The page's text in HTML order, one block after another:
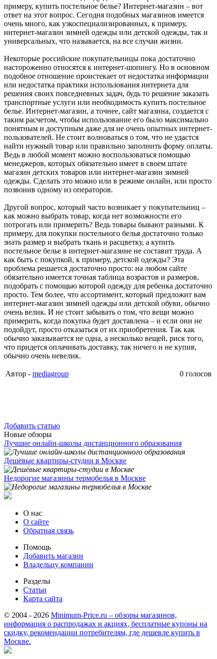
примеру, купить постельное белье? Интернет-магазин – вот
ответ на этот вопрос. Сегодня подобных магазинов имеется
очень много, как узкоспециализированных, к примеру,
интернет-магазин зимней одежды или детской одежды, так и
универсальных, что называется, на все случаи жизни.
Некоторые российские покупательницы пока достаточно
настороженно относятся к интернет-шопингу. Но в основном
подобное отношение проистекает от недостатка информации
или недостатка практики использования интернета для
решения своих повседневных задач, будь то решение заказать
транспортные услуги или необходимость купить постельное
белье. Интернет-магазин, а точнее, сайт магазина, создается с
таким расчетом, чтобы использование его было максимально
понятным и доступным даже для не очень опытных интернет-
пользователей. Не стоит волноваться о том, что не удастся
найти нужный товар или правильно заполнить форму оплаты.
Ведь в любой момент можно воспользоваться помощью
менеджеров, которых обязательно имеет в своем штате
магазин детских товаров или интернет-магазин зимней
одежды. Сделать это можно или в режиме онлайн, или просто
позвонив одному из операторов.
Другой вопрос, который часто возникает у покупательниц –
как можно выбрать товар, когда нет возможности его
потрогать или примерить? Ведь товары бывают разными. К
примеру, для покупки постельного белья достаточно только
знать размер и выбрать ткань и расцветку, а купить
постельное белье в интернет-магазине не составит труда. А
как быть с покупкой, к примеру, детской одежды? Эта
проблема решается достаточно просто: на любом сайте
обязательно имеется точная таблица возрастов и размеров,
подобрать с помощью которой одежду для ребенка достаточно
просто. Тем более, что ассортимент, который предложит вам
интернет-магазин зимней одежды или детской обуви, обычно
очень велик. И не стоит забывать о том, что вещи можно
примерить, когда покупка будет доставлена – и если они не
подойдут, просто отказаться от их приобретения. Так как
обычно заказывается не одна, а несколько вещей, риск того,
что придется оплачивать доставку, так ничего и не купив,
обычно очень невелик.
Автор - mediagroup 0 голосов
Добавить статью
Новые обзоры
Лучшие онлайн-школы дистанционного образования
Дешёвые квартиры-студии в Москве
Недорогие магазины термобелья в Москве
О нас
О сайте
Обратная связь
Помощь
Добавить магазин
Владельцу компании
Разделы
Статьи
Карта сайта
© 2004 - 2026 Minimum-Price.ru – обзоры магазинов,
информация о распродажах и акциях, бесплатные купоны на
скидку, рекомендации потребителям, где дешевле купить в
Москве.